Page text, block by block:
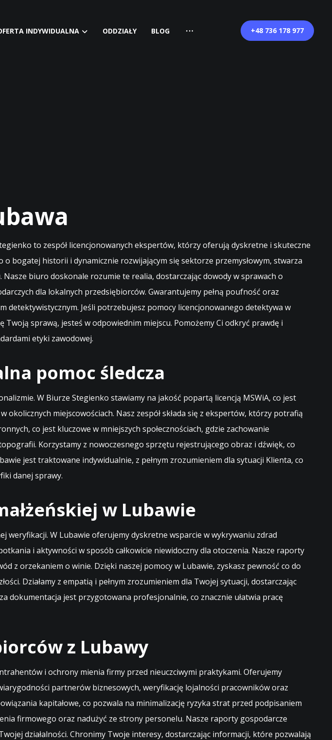
INDYWIDUALNA ODDZIAŁY BLOG +48 736 178 977
to zespół licencjonowanych ekspertów, którzy oferują dyskretne i skuteczne
bogatej historii i dynamicznie rozwijającym się sektorze przemysłowym, stwarza
biuro doskonale rozumie te realia, dostarczając dowody w sprawach o
dla lokalnych przedsiębiorców. Gwarantujemy pełną poufność oraz
Jeśli potrzebujesz pomocy licencjonowanego detektywa w
sprawą, jesteś w odpowiednim miejscu. Pomożemy Ci odkryć prawdę i
etyki zawodowej.
pomoc śledcza
W Biurze Stegienko stawiamy na jakość popartą licencją MSWiA, co jest
okolicznych miejscowościach. Nasz zespół składa się z ekspertów, którzy potrafią
co jest kluczowe w mniejszych społecznościach, gdzie zachowanie
Korzystamy z nowoczesnego sprzętu rejestrującego obraz i dźwięk, co
jest traktowane indywidualnie, z pełnym zrozumieniem dla sytuacji Klienta, co
danej sprawy.
w Lubawie
W Lubawie oferujemy dyskretne wsparcie w wykrywaniu zdrad
i aktywności w sposób całkowicie niewidoczny dla otoczenia. Nasze raporty
z orzekaniem o winie. Dzięki naszej pomocy w Lubawie, zyskasz pewność co do
Działamy z empatią i pełnym zrozumieniem dla Twojej sytuacji, dostarczając
dokumentacja jest przygotowana profesjonalnie, co znacznie ułatwia pracę
z Lubawy
i ochrony mienia firmy przed nieuczciwymi praktykami. Oferujemy
partnerów biznesowych, weryfikację lojalności pracowników oraz
kapitałowe, co pozwala na minimalizację ryzyka strat przed podpisaniem
firmowego oraz nadużyć ze strony personelu. Nasze raporty gospodarcze
działalności. Chronimy Twoje interesy, dostarczając informacji, które pozwalają